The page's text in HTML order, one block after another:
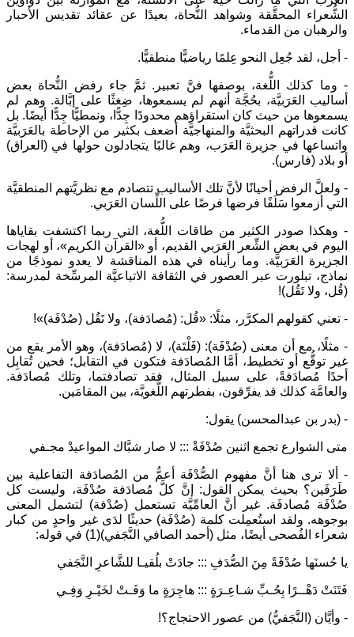
الشُّعراء المحقَّقة وشواهد النُّحاة، بعيدًا عن عقائد تقديس الأحبار
والرهبان من القدماء.
- أجل، لقد جُعِل النحو عِلمًا رياضيًّا منطقيًّا.
- وما كذلك اللُّغة، بوصفها فنَّ تعبير. ثمَّ جاء رفض النُّحاة بعض
أساليب العَرَبيَّة، بحُجَّة أنهم لم يسمعوها، ضِغثًا على إبَّالة. وهم لم
يسمعوها من حيث كان استقراؤهم محدودًا جِدًّا، ونمطيًّا جِدًّا أيضًا. بل
كانت قدراتهم البحثيَّة والمنهاجيَّة أضعف بكثير من الإحاطة بالعَرَبيَّة
واتساعها في جزيرة العَرَب، وهم غالبًا يتجادلون حولها في (العراق)
أو بلاد (فارس).
- ولعلَّ الرفض أحيانًا لأنَّ تلك الأساليب تتصادم مع نظريَّتهم المنطقيَّة
التي أزمعوا سَلَفًا فرضها فرضًا على اللِّسان العَرَبي.
- وهكذا صودر الكثير من طاقات اللُّغة، التي ربما اكتشفت بقاياها
اليوم في بعض الشِّعر العَرَبي القديم، أو «القرآن الكريم»، أو لهجات
الجزيرة العَرَبيَّة. وما رأيناه في هذه المناقشة لا يعدو نموذجًا من
نماذج، تبلورت عبر العصور في الثقافة الاتباعيَّة المرسِّخة لمدرسة:
(قُل، ولا تَقُل)!
- تعني كقولهم المكرَّر، مثلًا: «قُل: (مُصادَفة)، ولا تَقُل (صُدْفَة)»!
- مثلًا، مع أن معنى (صُدْفَة): (فَلْتَة)، لا (مُصادَفة)، وهو الأمر يقع من
غير توقُّع أو تخطيط، أمَّا المُصادَفة فتكون في التقابل؛ فحين تُقابِل
أحدًا مُصادَفةً، على سبيل المثال، فقد تصادفتما، وتلك مُصادَفة.
والعامَّة كذلك قد يفرِّقون، بفطرتهم اللُّغويَّة، بين المقامَين.
- (بدر بن عبدالمحسن) يقول:
متى الشوارع تجمع اثنين صُدْفَةْ ::: لا صار شبَّاك المواعيدْ مجـفي
- ألا ترى هنا أنَّ مفهوم الصُّدْفَة أعمُّ من المُصادَفة التفاعلية بين
طَرَفَين؟ بحيث يمكن القول: إنَّ كلَّ مُصادَفة صُدْفَة، وليست كل
صُدْفَة مُصادفَة. غير أنَّ العامِّيَّة تستعمل (صُدْفة) لتشمل المعنى
بوجوهه. ولقد استُعمِلت كلمة (صُدْفَة) حديثًا لدَى غير واحدٍ من كبار
شعراء الفُصحى أيضًا، مثل (أحمد الصافي النَّجَفي)(1) في قوله:
يا حُسنَها صُدْفَةً مِنَ الصُّدَفِ ::: جادَتْ بلُقيـا للشَّاعرِ النَّجَفي
فَتَنَتْ دَهْــرًا بِحُـبِّ شـاعِـرَةٍ ::: هاجِرَةٍ ما وَفَـتْ لخَيْـرِ وَفِـي
- وأيَّان (النَّجَفيُّ) من عصور الاحتجاج؟!